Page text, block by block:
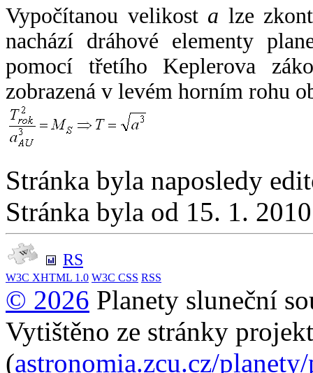
Vypočítanou velikost a lze
nachází dráhové elementy
pomocí třetího Keplerova
zobrazená v levém horním rohu
Stránka byla naposledy
Stránka byla od 15. 1.
RS
W3C XHTML 1.0 W3C CSS RSS
© 2026 Planety sluneční
Vytištěno ze stránky
(astronomia.zcu.cz/